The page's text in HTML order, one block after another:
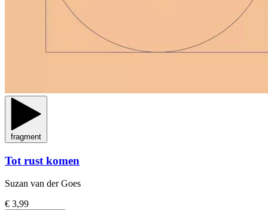
fragment
Tot rust komen
Suzan van der Goes
€ 3,99